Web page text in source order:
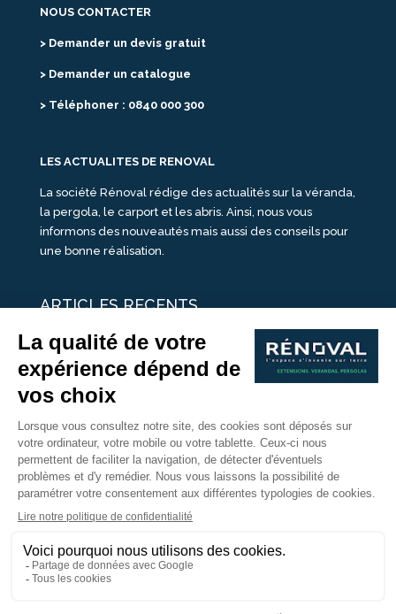
NOUS CONTACTER
> Demander un devis gratuit
> Demander un catalogue
> Téléphoner : 0840 000 300
LES ACTUALITES DE RENOVAL
La société Rénoval rédige des actualités sur la véranda,
la pergola, le carport et les abris. Ainsi, nous vous
informons des nouveautés mais aussi des conseils pour
une bonne réalisation.
ARTICLES RECENTS
25 idées de vérandas design
Un été pour une véranda
Portes Ouvertes Véranda Extension Suisse | 26-27 Juin
Une ombre avec une pergola aluminium
portes ouvertes véranda sur mesure
Nous Suivre